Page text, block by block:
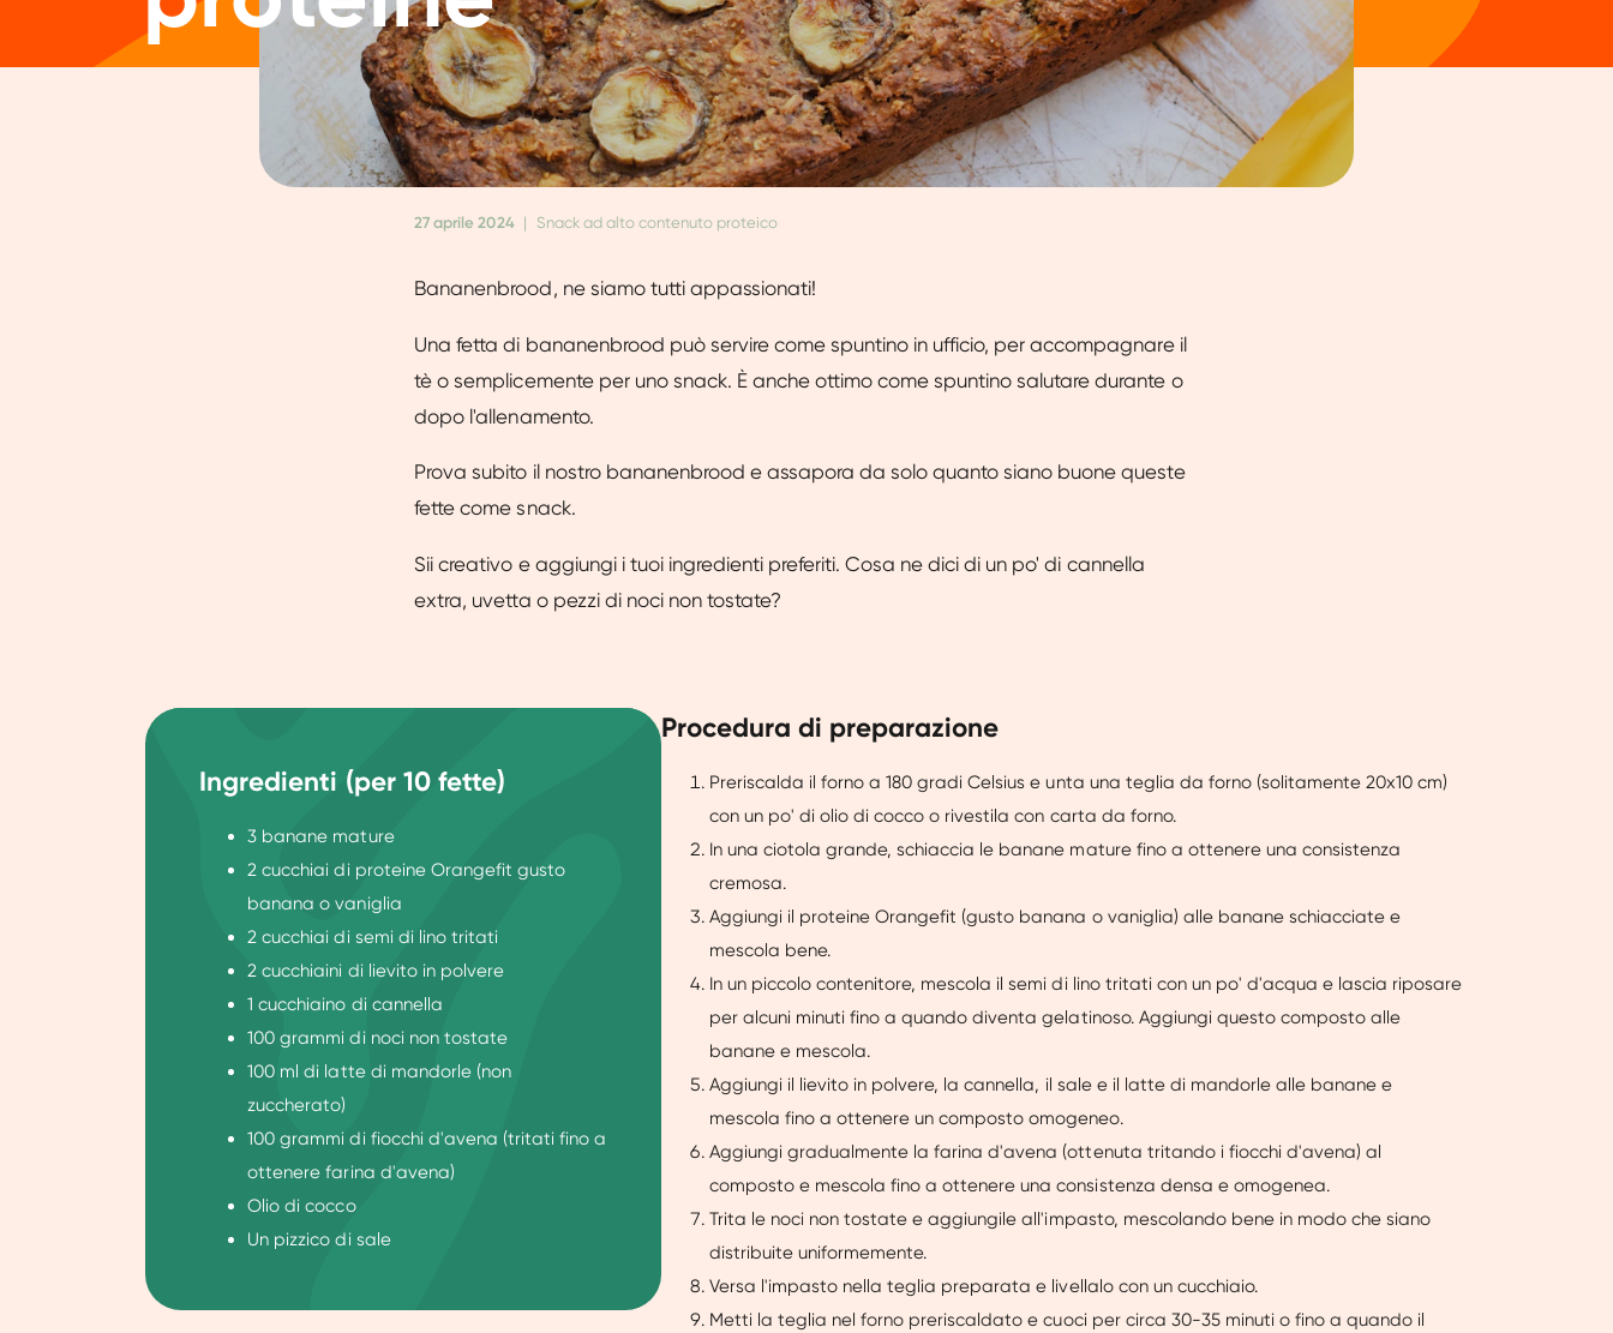
27 aprile 2024 | Snack ad alto contenuto proteico
Bananenbrood, ne siamo tutti appassionati!
Una fetta di bananenbrood può servire come spuntino in ufficio, per accompagnare il
tè o semplicemente per uno snack. È anche ottimo come spuntino salutare durante o
dopo l'allenamento.
Prova subito il nostro bananenbrood e assapora da solo quanto siano buone queste
fette come snack.
Sii creativo e aggiungi i tuoi ingredienti preferiti. Cosa ne dici di un po' di cannella
extra, uvetta o pezzi di noci non tostate?
Ingredienti (per 10 fette)
3 banane mature
2 cucchiai di proteine Orangefit gusto
banana o vaniglia
2 cucchiai di semi di lino tritati
2 cucchiaini di lievito in polvere
1 cucchiaino di cannella
100 grammi di noci non tostate
100 ml di latte di mandorle (non
zuccherato)
100 grammi di fiocchi d'avena (tritati fino a
ottenere farina d'avena)
Olio di cocco
Un pizzico di sale
Procedura di preparazione
Preriscalda il forno a 180 gradi Celsius e unta una teglia da forno (solitamente 20x10 cm)
con un po' di olio di cocco o rivestila con carta da forno.
In una ciotola grande, schiaccia le banane mature fino a ottenere una consistenza
cremosa.
Aggiungi il proteine Orangefit (gusto banana o vaniglia) alle banane schiacciate e
mescola bene.
In un piccolo contenitore, mescola il semi di lino tritati con un po' d'acqua e lascia riposare
per alcuni minuti fino a quando diventa gelatinoso. Aggiungi questo composto alle
banane e mescola.
Aggiungi il lievito in polvere, la cannella, il sale e il latte di mandorle alle banane e
mescola fino a ottenere un composto omogeneo.
Aggiungi gradualmente la farina d'avena (ottenuta tritando i fiocchi d'avena) al
composto e mescola fino a ottenere una consistenza densa e omogenea.
Trita le noci non tostate e aggiungile all'impasto, mescolando bene in modo che siano
distribuite uniformemente.
Versa l'impasto nella teglia preparata e livellalo con un cucchiaio.
Metti la teglia nel forno preriscaldato e cuoci per circa 30-35 minuti o fino a quando il